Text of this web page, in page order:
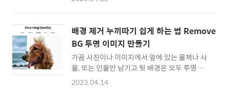
사용하고 있는 아이폰16프로와, 잠깐 사용해본
갤럭시S25의 사진들을 비교한 것을 정리해볼
까 합니다.제가 메인으로 쓰고 있는 스마트폰 입
니다. 애플 아이폰16 프로!그리고 개인적으로
꽤 잘나왔다고 생각하는 갤럭시25입니다.모든
사진은 무조정에서 단순 리사이즈만 하였고, 줌
배경 제거 누끼따기 쉽게 하는 법 Remove
BG 투명 이미지 만들기
가끔 사진이나 이미지에서 앞에 있는 물체나 사
물, 또는 인물만 남기고 뒷 배경은 모두 투명하
게 날려버리는 작업을 해야 할 때가 있습니다.
2023.04.14